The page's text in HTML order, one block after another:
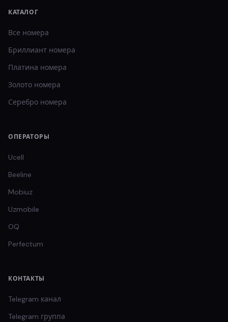
КАТАЛОГ
Все номера
Бриллиант номера
Платина номера
Золото номера
Серебро номера
ОПЕРАТОРЫ
Ucell
Beeline
Mobiuz
Uzmobile
OQ
Perfectum
КОНТАКТЫ
Telegram канал
Telegram группа